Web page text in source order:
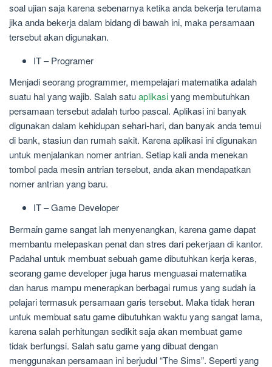
soal ujian saja karena sebenarnya ketika anda bekerja terutama
jika anda bekerja dalam bidang di bawah ini, maka persamaan
tersebut akan digunakan.
IT – Programer
Menjadi seorang programmer, mempelajari matematika adalah
suatu hal yang wajib. Salah satuaplikasiyang membutuhkan
persamaan tersebut adalah turbo pascal. Aplikasi ini banyak
digunakan dalam kehidupan sehari-hari, dan banyak anda temui
di bank, stasiun dan rumah sakit. Karena aplikasi ini digunakan
untuk menjalankan nomer antrian. Setiap kali anda menekan
tombol pada mesin antrian tersebut, anda akan mendapatkan
nomer antrian yang baru.
IT – Game Developer
Bermain game sangat lah menyenangkan, karena game dapat
membantu melepaskan penat dan stres dari pekerjaan di kantor.
Padahal untuk membuat sebuah game dibutuhkan kerja keras,
seorang game developer juga harus menguasai matematika
dan harus mampu menerapkan berbagai rumus yang sudah ia
pelajari termasuk persamaan garis tersebut. Maka tidak heran
untuk membuat satu game dibutuhkan waktu yang sangat lama,
karena salah perhitungan sedikit saja akan membuat game
tidak berfungsi. Salah satu game yang dibuat dengan
menggunakan persamaan ini berjudul “The Sims”. Seperti yang